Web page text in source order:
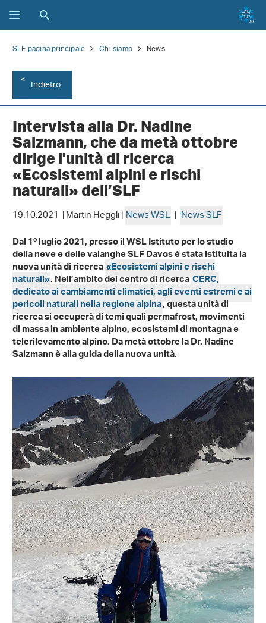
SLF pagina principale Chi siamo News
Indietro
Intervista alla Dr. Nadine
Salzmann, che da metà ottobre
dirige l'unità di ricerca
«Ecosistemi alpini e rischi
naturali» dell’SLF
19.10.2021 | Martin Heggli |News WSL | News SLF
Dal 1º luglio 2021, presso il WSL Istituto per lo studio
della neve e delle valanghe SLF Davos è stata istituita la
nuova unità di ricerca«Ecosistemi alpini e rischi
naturali». Nell’ambito del centro di ricercaCERC,
dedicato ai cambiamenti climatici, agli eventi estremi e ai
pericoli naturali nella regione alpina, questa unità di
ricerca si occuperà di temi quali permafrost, movimenti
di massa in ambiente alpino, ecosistemi di montagna e
telerilevamento alpino. Da metà ottobre la Dr. Nadine
Salzmann è alla guida della nuova unità.